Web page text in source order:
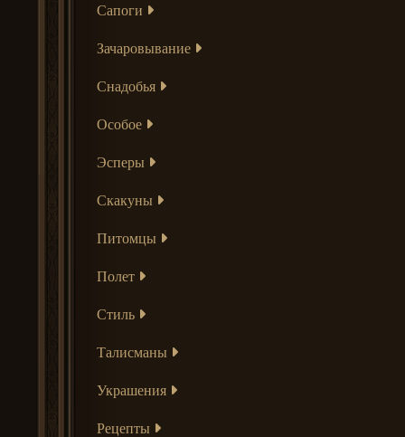
Сапоги
Зачаровывание
Снадобья
Особое
Эсперы
Скакуны
Питомцы
Полет
Стиль
Талисманы
Украшения
Рецепты